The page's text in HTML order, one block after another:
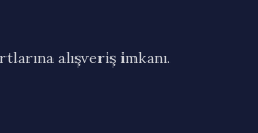
alışveriş imkanı.